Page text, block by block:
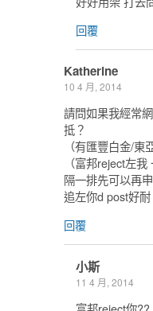
回覆
Katherine
10 4 月, 2014
請問如果我經常
抵？
（有匯豐白金/東
（富邦reject左
隔一排先可以再申
追左你d post好
回覆
小斯
11 4 月, 2014